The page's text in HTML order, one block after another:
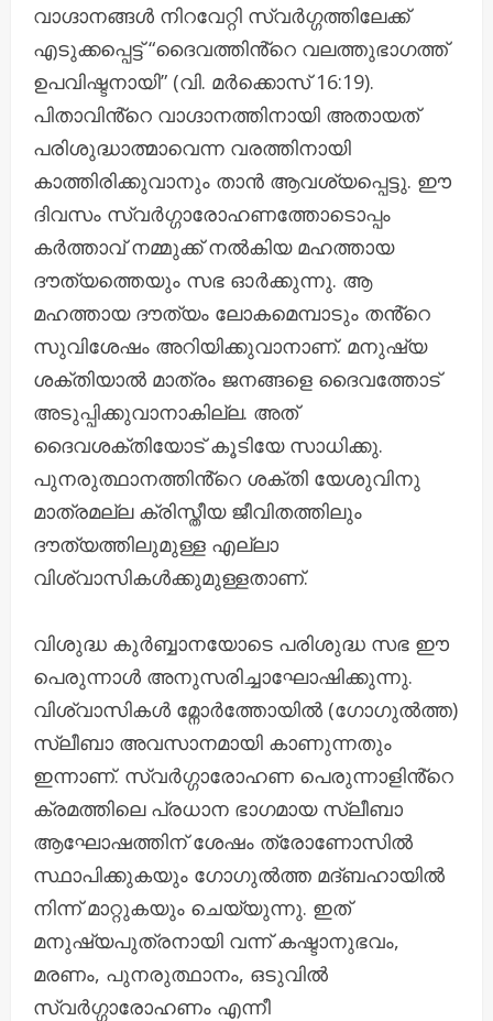
വാഗ്ദാനങ്ങൾ നിറവേറ്റി സ്വർഗ്ഗത്തിലേക്ക്
എടുക്കപ്പെട്ട് “ദൈവത്തിൻ്റെ വലത്തുഭാഗത്ത്
ഉപവിഷ്ടനായി” (വി. മർക്കൊസ് 16:19).
പിതാവിൻ്റെ വാഗ്ദാനത്തിനായി അതായത്
പരിശുദ്ധാത്മാവെന്ന വരത്തിനായി
കാത്തിരിക്കുവാനും താൻ ആവശ്യപ്പെട്ടു. ഈ
ദിവസം സ്വർഗ്ഗാരോഹണത്തോടൊപ്പം
കർത്താവ് നമ്മുക്ക് നൽകിയ മഹത്തായ
ദൗത്യത്തെയും സഭ ഓർക്കുന്നു. ആ
മഹത്തായ ദൗത്യം ലോകമെമ്പാടും തൻ്റെ
സുവിശേഷം അറിയിക്കുവാനാണ്. മനുഷ്യ
ശക്തിയാൽ മാത്രം ജനങ്ങളെ ദൈവത്തോട്
അടുപ്പിക്കുവാനാകില്ല. അത്
ദൈവശക്തിയോട് കൂടിയേ സാധിക്കു.
പുനരുത്ഥാനത്തിൻ്റെ ശക്തി യേശുവിനു
മാത്രമല്ല ക്രിസ്തീയ ജീവിതത്തിലും
ദൗത്യത്തിലുമുള്ള എല്ലാ
വിശ്വാസികൾക്കുമുള്ളതാണ്.
വിശുദ്ധ കുർബ്ബാനയോടെ പരിശുദ്ധ സഭ ഈ
പെരുന്നാൾ അനുസരിച്ചാഘോഷിക്കുന്നു.
വിശ്വാസികൾ മ്നോർത്തോയിൽ (ഗോഗുൽത്ത)
സ്ലീബാ അവസാനമായി കാണുന്നതും
ഇന്നാണ്. സ്വർഗ്ഗാരോഹണ പെരുന്നാളിൻ്റെ
ക്രമത്തിലെ പ്രധാന ഭാഗമായ സ്ലീബാ
ആഘോഷത്തിന് ശേഷം ത്രോണോസിൽ
സ്ഥാപിക്കുകയും ഗോഗുൽത്ത മദ്ബഹായിൽ
നിന്ന് മാറ്റുകയും ചെയ്യുന്നു. ഇത്
മനുഷ്യപുത്രനായി വന്ന് കഷ്ടാനുഭവം,
മരണം, പുനരുത്ഥാനം, ഒടുവിൽ
സ്വർഗ്ഗാരോഹണം എന്നീ